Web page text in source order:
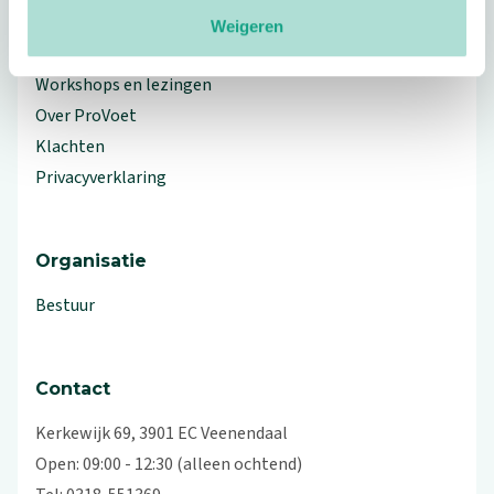
Weigeren
Branche Informatiecentrum
Workshops en lezingen
Over ProVoet
Klachten
Privacyverklaring
Organisatie
Bestuur
Contact
Kerkewijk 69, 3901 EC Veenendaal
Open: 09:00 - 12:30 (alleen ochtend)